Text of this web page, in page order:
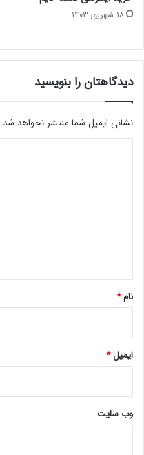
۱۸ شهریور ۱۴۰۳
دیدگاهتان را بنویسید
نشانی ایمیل شما منتشر نخواهد شد.
نام*
ایمیل*
وب‌ سایت